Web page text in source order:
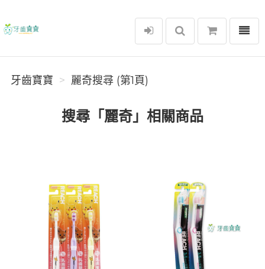
牙齒寶寶
選單
牙齒寶寶 麗奇搜尋 (第1頁)
搜尋「麗奇」相關商品